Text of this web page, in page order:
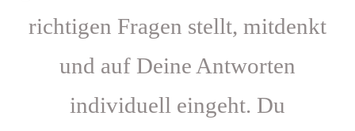
richtigen Fragen stellt, mitdenkt
und auf Deine Antworten
individuell eingeht. Du